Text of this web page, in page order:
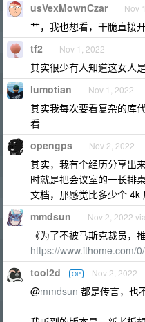
usVexMownCzar Nov
艹，我也想看，干脆直接
tf2 Nov 1, 2022
其实很少有人知道这女人
lumotian Nov 1, 2022
其实我每次要看复杂的库
看
opengps Nov 2, 2022
其实，我有个经历分享出
时就是把会议室的一长排
文档，那感觉比多少个 4k
mmdsun Nov 2, 2022
《为了不被马斯克裁员，
https://www.ithome.com/
tool2d OP Nov 2, 2022
@mmdsun 都是传言，也